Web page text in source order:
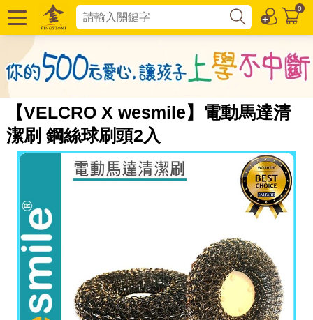
0
【VELCRO X wesmile】電動馬達清
潔刷 鋼絲球刷頭2入